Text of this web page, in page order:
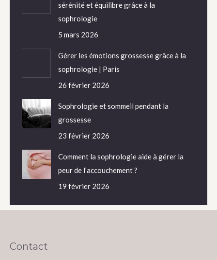
sérénité et équilibre grâce à la
sophrologie
5 mars 2026
Gérer les émotions grossesse grâce à la
sophrologie | Paris
26 février 2026
Sophrologie et sommeil pendant la
grossesse
23 février 2026
Comment la sophrologie aide à gérer la
peur de l’accouchement ?
19 février 2026
Contact